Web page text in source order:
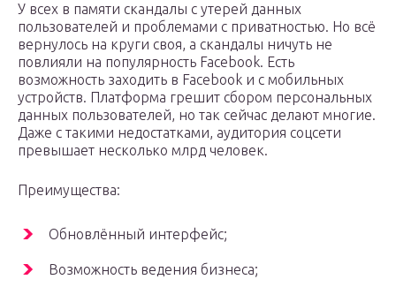
У всех в памяти скандалы с утерей данных
пользователей и проблемами с приватностью. Но всё
вернулось на круги своя, а скандалы ничуть не
повлияли на популярность Facebook. Есть
возможность заходить в Facebook и с мобильных
устройств. Платформа грешит сбором персональных
данных пользователей, но так сейчас делают многие.
Даже с такими недостатками, аудитория соцсети
превышает несколько млрд человек.
Преимущества:
Обновлённый интерфейс;
Возможность ведения бизнеса;